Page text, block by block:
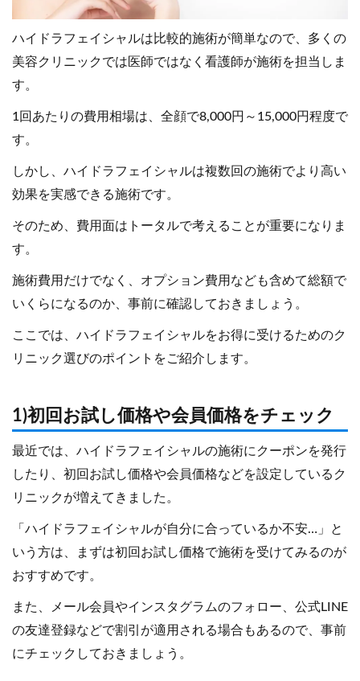
ハイドラフェイシャルは比較的施術が簡単なので、多くの
美容クリニックでは医師ではなく看護師が施術を担当しま
す。
1回あたりの費用相場は、全顔で8,000円～15,000円程度で
す。
しかし、ハイドラフェイシャルは複数回の施術でより高い
効果を実感できる施術です。
そのため、費用面はトータルで考えることが重要になりま
す。
施術費用だけでなく、オプション費用なども含めて総額で
いくらになるのか、事前に確認しておきましょう。
ここでは、ハイドラフェイシャルをお得に受けるためのク
リニック選びのポイントをご紹介します。
1)初回お試し価格や会員価格をチェック
最近では、ハイドラフェイシャルの施術にクーポンを発行
したり、初回お試し価格や会員価格などを設定しているク
リニックが増えてきました。
「ハイドラフェイシャルが自分に合っているか不安…」と
いう方は、まずは初回お試し価格で施術を受けてみるのが
おすすめです。
また、メール会員やインスタグラムのフォロー、公式LINE
の友達登録などで割引が適用される場合もあるので、事前
にチェックしておきましょう。